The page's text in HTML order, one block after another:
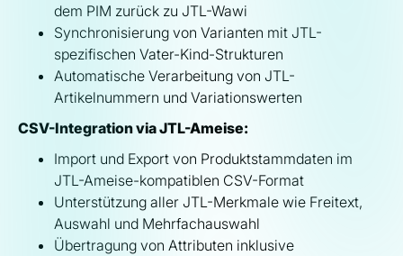
dem PIM zurück zu JTL-Wawi
Synchronisierung von Varianten mit JTL-
spezifischen Vater-Kind-Strukturen
Automatische Verarbeitung von JTL-
Artikelnummern und Variationswerten
CSV-Integration via JTL-Ameise:
Import und Export von Produktstammdaten im
JTL-Ameise-kompatiblen CSV-Format
Unterstützung aller JTL-Merkmale wie Freitext,
Auswahl und Mehrfachauswahl
Übertragung von Attributen inklusive